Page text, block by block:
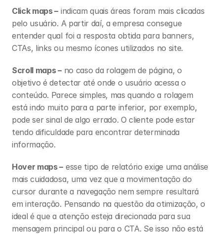
Click maps – indicam quais áreas foram mais clicadas
pelo usuário. A partir daí, a empresa consegue
entender qual foi a resposta obtida para banners,
CTAs, links ou mesmo ícones utilizados no site.
Scroll maps – no caso da rolagem de página, o
objetivo é detectar até onde o usuário acessa o
conteúdo. Parece simples, mas quando a rolagem
está indo muito para a parte inferior, por exemplo,
pode ser sinal de algo errado. O cliente pode estar
tendo dificuldade para encontrar determinada
informação.
Hover maps – esse tipo de relatório exige uma análise
mais cuidadosa, uma vez que a movimentação do
cursor durante a navegação nem sempre resultará
em interação. Pensando na questão da otimização, o
ideal é que a atenção esteja direcionada para sua
mensagem principal ou para o CTA. Se isso não está